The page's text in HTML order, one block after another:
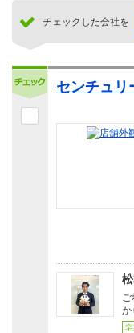
チェックした会社を
センチュリ
か